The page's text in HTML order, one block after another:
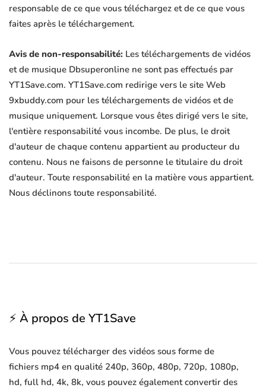
responsable de ce que vous téléchargez et de ce que vous
faites après le téléchargement.
Avis de non-responsabilité: Les téléchargements de vidéos
et de musique Dbsuperonline ne sont pas effectués par
YT1Save.com. YT1Save.com redirige vers le site Web
9xbuddy.com pour les téléchargements de vidéos et de
musique uniquement. Lorsque vous êtes dirigé vers le site,
l'entière responsabilité vous incombe. De plus, le droit
d'auteur de chaque contenu appartient au producteur du
contenu. Nous ne faisons de personne le titulaire du droit
d'auteur. Toute responsabilité en la matière vous appartient.
Nous déclinons toute responsabilité.
⚡ À propos de YT1Save
Vous pouvez télécharger des vidéos sous forme de
fichiers mp4 en qualité 240p, 360p, 480p, 720p, 1080p,
hd, full hd, 4k, 8k, vous pouvez également convertir des